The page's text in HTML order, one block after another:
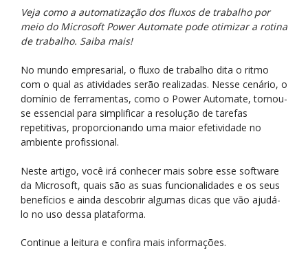
Veja como a automatização dos fluxos de trabalho por
meio do Microsoft Power Automate pode otimizar a rotina
de trabalho. Saiba mais!
No mundo empresarial, o fluxo de trabalho dita o ritmo
com o qual as atividades serão realizadas. Nesse cenário, o
domínio de ferramentas, como o Power Automate, tornou-
se essencial para simplificar a resolução de tarefas
repetitivas, proporcionando uma maior efetividade no
ambiente profissional.
Neste artigo, você irá conhecer mais sobre esse software
da Microsoft, quais são as suas funcionalidades e os seus
benefícios e ainda descobrir algumas dicas que vão ajudá-
lo no uso dessa plataforma.
Continue a leitura e confira mais informações.